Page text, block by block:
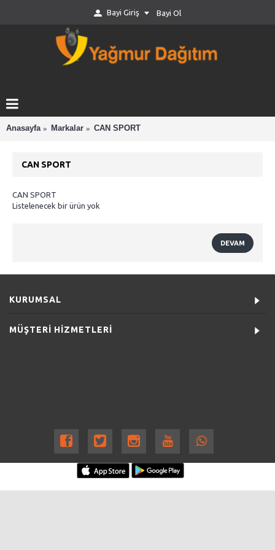
Bayi Giriş Bayi Ol
Anasayfa Markalar CAN SPORT
CAN SPORT
CAN SPORT
Listelenecek bir ürün yok
DEVAM
KURUMSAL
MÜŞTERİ HİZMETLERİ